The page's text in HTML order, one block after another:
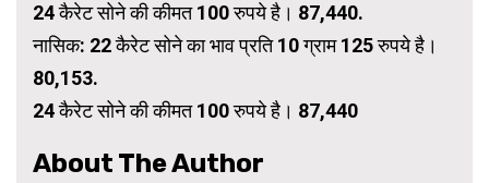
24 कैरेट सोने की कीमत 100 रुपये है। 87,440.
नासिक: 22 कैरेट सोने का भाव प्रति 10 ग्राम 125 रुपये है।
80,153.
24 कैरेट सोने की कीमत 100 रुपये है। 87,440
About The Author